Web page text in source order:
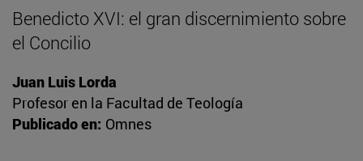
Benedicto XVI: el gran discernimiento sobre
el Concilio
Juan Luis Lorda
Profesor en la Facultad de Teología
Publicado en: Omnes